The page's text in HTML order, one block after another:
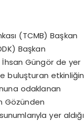
(TCMB) Başkan
Başkan
İhsan Güngör de yer
buluşturan etkinliğin
odaklanan
Gözünden
yer aldığı